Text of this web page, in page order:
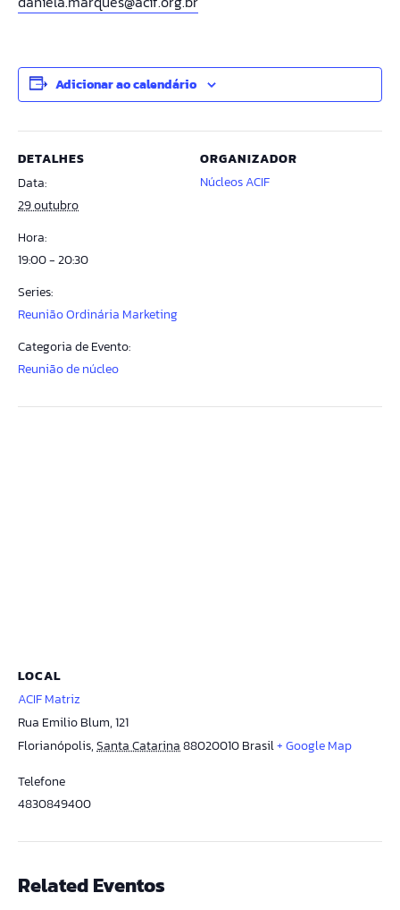
Adicionar ao calendário
DETALHES
Data:
29 outubro
Hora:
19:00 - 20:30
Series:
Reunião Ordinária Marketing
Categoria de Evento:
Reunião de núcleo
ORGANIZADOR
Núcleos ACIF
LOCAL
ACIF Matriz
Rua Emilio Blum, 121
Florianópolis,Santa Catarina88020010Brasil+ Google Map
Telefone
4830849400
Related Eventos